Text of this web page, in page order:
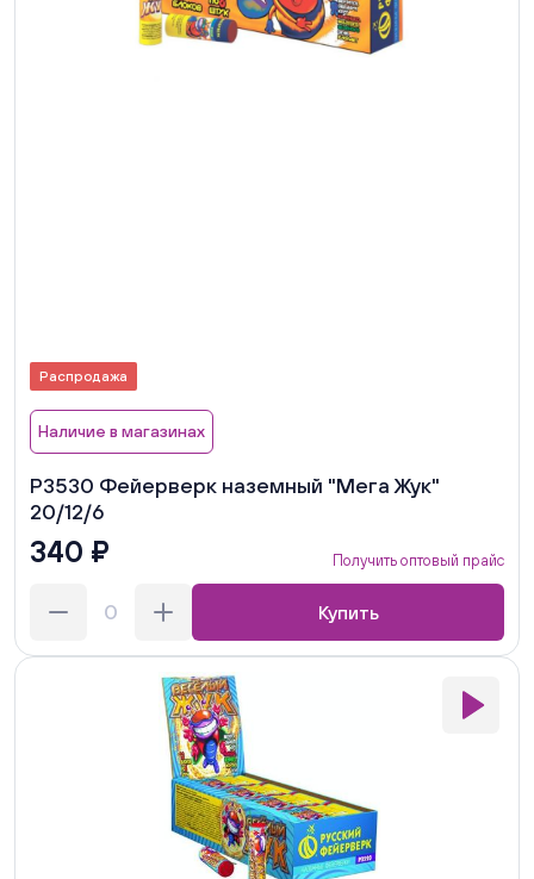
Распродажа
Наличие в магазинах
Р3530 Фейерверк наземный "Мега Жук"
20/12/6
340 ₽ Получить оптовый прайс
Купить